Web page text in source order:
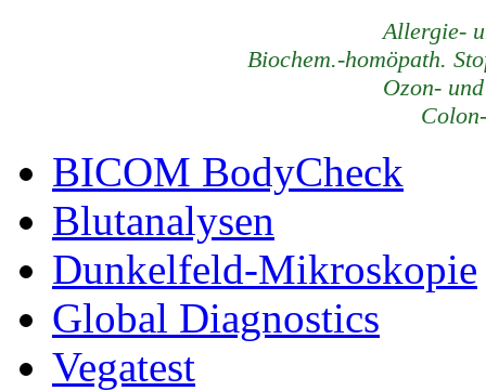
Allergie-
Biochem.-homöpath.
Ozon-
BICOM BodyCheck
Blutanalysen
Dunkelfeld-Mikroskopie
Global Diagnostics
Vegatest